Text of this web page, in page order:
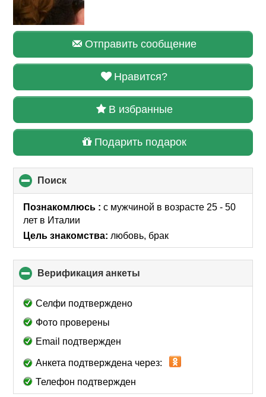
Отправить сообщение
Нравится?
В избранные
Подарить подарок
Поиск
to
collapse
contents
Познакомлюсь :с мужчиной в возрасте 25 - 50
лет в Италии
Цель знакомства: любовь, брак
Верификация анкеты
to
Селфи подтверждено
Фото проверены
Email подтвержден
Анкета подтверждена через:
Телефон подтвержден